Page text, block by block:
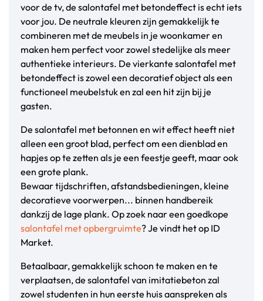
voor de tv, de salontafel met betondeffect is echt iets
voor jou. De neutrale kleuren zijn gemakkelijk te
combineren met de meubels in je woonkamer en
maken hem perfect voor zowel stedelijke als meer
authentieke interieurs. De vierkante salontafel met
betondeffect is zowel een decoratief object als een
functioneel meubelstuk en zal een hit zijn bij je
gasten.
De salontafel met betonnen en wit effect heeft niet
alleen een groot blad, perfect om een dienblad en
hapjes op te zetten als je een feestje geeft, maar ook
een grote plank.
Bewaar tijdschriften, afstandsbedieningen, kleine
decoratieve voorwerpen... binnen handbereik
dankzij de lage plank. Op zoek naar een goedkope
salontafel met opbergruimte? Je vindt het op ID
Market.
Betaalbaar, gemakkelijk schoon te maken en te
verplaatsen, de salontafel van imitatiebeton zal
zowel studenten in hun eerste huis aanspreken als